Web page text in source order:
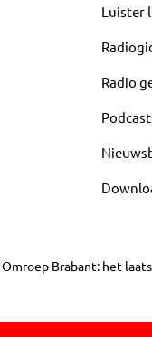
Luister
Radio
Omroep Brabant: het